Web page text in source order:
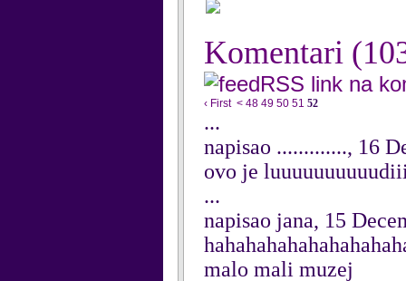
Komentari
RSS link na
‹ First < 48 49 50 51 52
...
napisao ............., 16
ovo je
...
napisao jana, 15
malo mali muzej